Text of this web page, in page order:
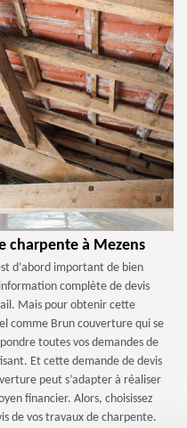
charpente à Mezens
d’abord important de bien
complète de devis
Mais pour obtenir cette
comme Brun couverture qui se
toutes vos demandes de
Et cette demande de devis
peut s’adapter à réaliser
financier. Alors, choisissez
de vos travaux de charpente.